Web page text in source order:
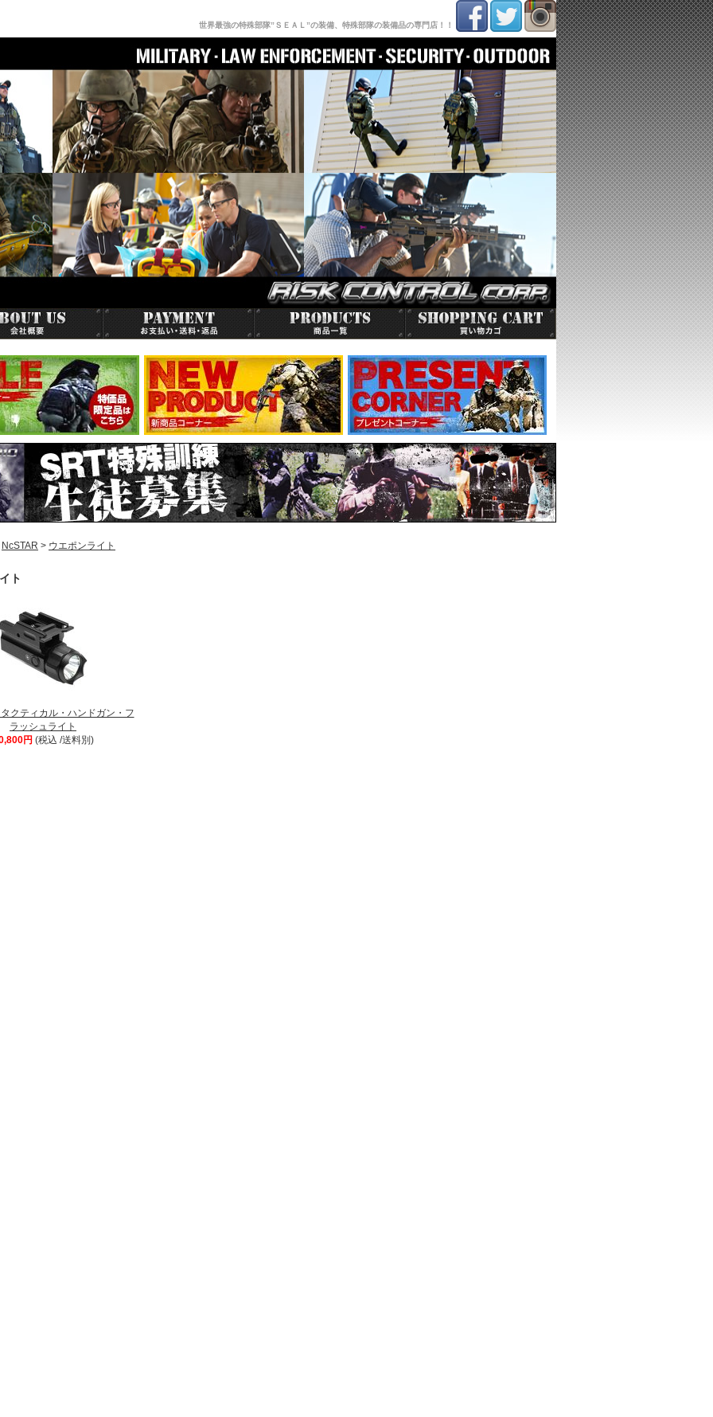
世界最強の特殊部隊”ＳＥＡＬ”の装備、特殊部隊の装備品の専門店！！
NcSTAR > ウエポンライト
ト
クティカル・ハンドガン・フ
ラッシュライト
円 (税込 /送料別)